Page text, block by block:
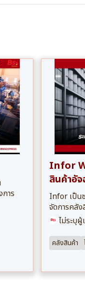
การ
Infor
สินค้าอัจ
Infor เป็น
จัดการคลั
ไม่ระบุผู้
คลังสินค้า